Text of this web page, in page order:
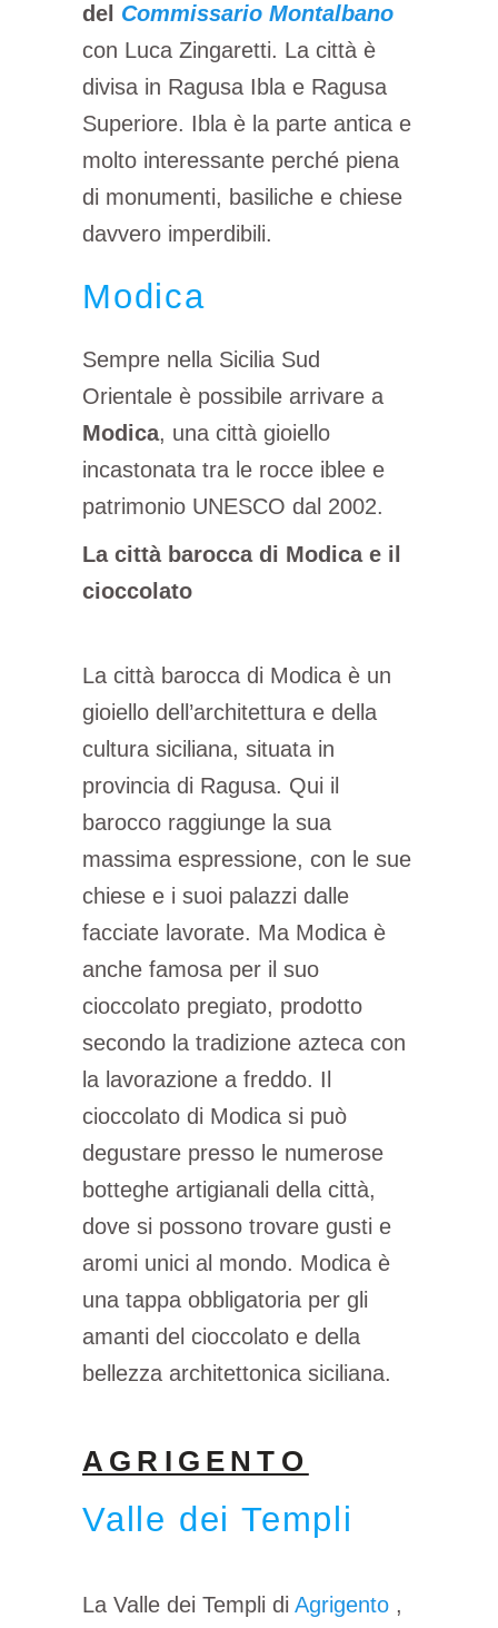
del Commissario Montalbano
con Luca Zingaretti. La città è
divisa in Ragusa Ibla e Ragusa
Superiore. Ibla è la parte antica e
molto interessante perché piena
di monumenti, basiliche e chiese
davvero imperdibili.
Modica
Sempre nella Sicilia Sud
Orientale è possibile arrivare a
Modica, una città gioiello
incastonata tra le rocce iblee e
patrimonio UNESCO dal 2002.
La città barocca di Modica e il
cioccolato
La città barocca di Modica è un
gioiello dell’architettura e della
cultura siciliana, situata in
provincia di Ragusa. Qui il
barocco raggiunge la sua
massima espressione, con le sue
chiese e i suoi palazzi dalle
facciate lavorate. Ma Modica è
anche famosa per il suo
cioccolato pregiato, prodotto
secondo la tradizione azteca con
la lavorazione a freddo. Il
cioccolato di Modica si può
degustare presso le numerose
botteghe artigianali della città,
dove si possono trovare gusti e
aromi unici al mondo. Modica è
una tappa obbligatoria per gli
amanti del cioccolato e della
bellezza architettonica siciliana.
AGRIGENTO
Valle dei Templi
La Valle dei Templi di Agrigento ,